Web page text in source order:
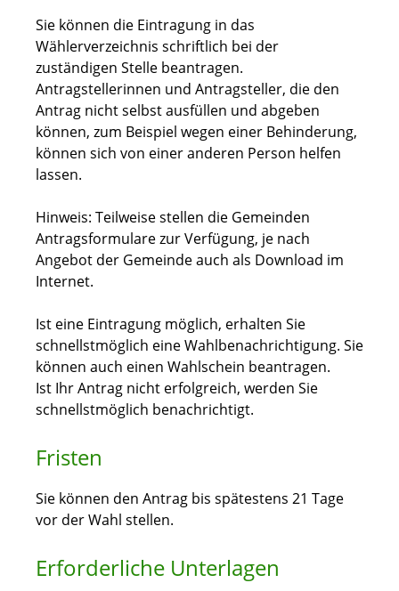
Sie können die Eintragung in das
Wählerverzeichnis schriftlich bei der
zuständigen Stelle beantragen.
Antragstellerinnen und Antragsteller, die den
Antrag nicht selbst ausfüllen und abgeben
können, zum Beispiel wegen einer Behinderung,
können sich von einer anderen Person helfen
lassen.
Hinweis: Teilweise stellen die Gemeinden
Antragsformulare zur Verfügung, je nach
Angebot der Gemeinde auch als Download im
Internet.
Ist eine Eintragung möglich, erhalten Sie
schnellstmöglich eine Wahlbenachrichtigung. Sie
können auch einen Wahlschein beantragen.
Ist Ihr Antrag nicht erfolgreich, werden Sie
schnellstmöglich benachrichtigt.
Fristen
Sie können den Antrag bis spätestens 21 Tage
vor der Wahl stellen.
Erforderliche Unterlagen